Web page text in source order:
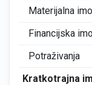
Materijalna
Financijska
Potraživanja
Kratkotrajna